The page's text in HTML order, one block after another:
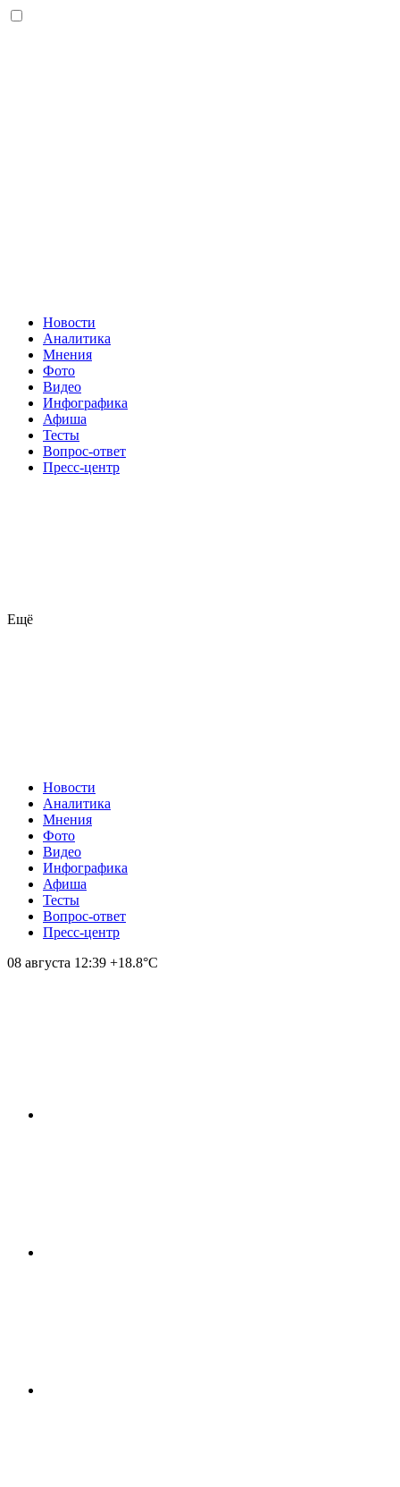
Новости
Аналитика
Мнения
Фото
Видео
Инфографика
Афиша
Тесты
Вопрос-ответ
Пресс-центр
Ещё
Новости
Аналитика
Мнения
Фото
Видео
Инфографика
Афиша
Тесты
Вопрос-ответ
Пресс-центр
08 августа 12:39 +18.8°С